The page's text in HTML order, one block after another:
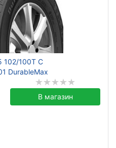
102/100T C
DurableMax
В магазин